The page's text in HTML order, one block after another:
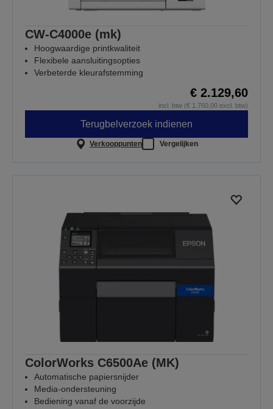
CW-C4000e (mk)
Hoogwaardige printkwaliteit
Flexibele aansluitingsopties
Verbeterde kleurafstemming
€ 2.129,60
incl. btw (€ 1.760,00 excl. btw)
Terugbelverzoek indienen
Verkooppunten Vergelijken
ColorWorks C6500Ae (MK)
Automatische papiersnijder
Media-ondersteuning
Bediening vanaf de voorzijde